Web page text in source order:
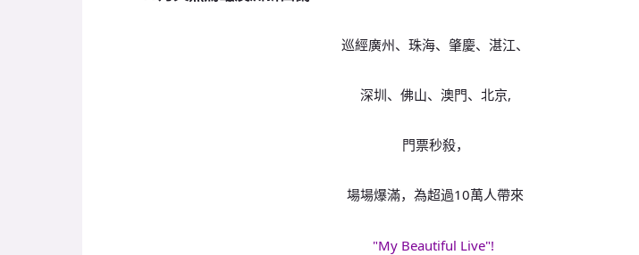
巡經廣州、珠海、肇慶、湛江、
深圳、佛山、澳門、北京,
門票秒殺，
場場爆滿，為超過10萬人帶來
"My Beautiful Live"!